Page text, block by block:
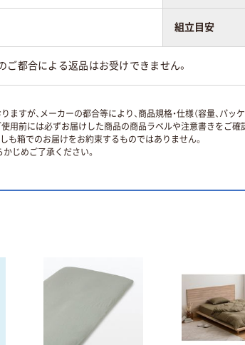
組立目安
ご都合による返品はお受けできません。
すが、メーカーの都合等により、商品規格・仕様（容量、パッ
用前には必ずお届けした商品の商品ラベルや注意書きをご
しも箱でのお届けをお約束するものではありません。
じめご了承ください。